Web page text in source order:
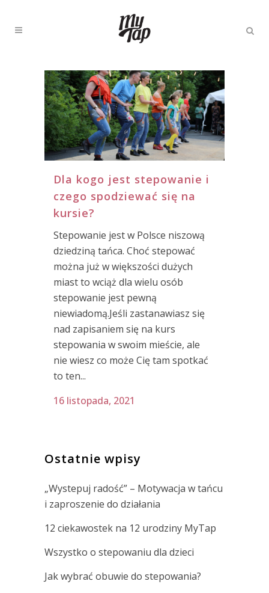
Dla kogo jest stepowanie i
czego spodziewać się na
kursie?
Stepowanie jest w Polsce niszową
dziedziną tańca. Choć stepować
można już w większości dużych
miast to wciąż dla wielu osób
stepowanie jest pewną
niewiadomą.Jeśli zastanawiasz się
nad zapisaniem się na kurs
stepowania w swoim mieście, ale
nie wiesz co może Cię tam spotkać
to ten...
16 listopada, 2021
Ostatnie wpisy
„Wystepuj radość” – Motywacja w tańcu
i zaproszenie do działania
12 ciekawostek na 12 urodziny MyTap
Wszystko o stepowaniu dla dzieci
Jak wybrać obuwie do stepowania?